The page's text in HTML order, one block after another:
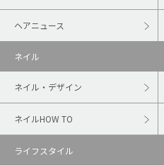
ヘアニュース
ネイル
ネイル・デザイン
ネイルHOW TO
ライフスタイル